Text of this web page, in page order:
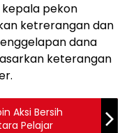
pekon
ketrerangan dan
dana
keterangan
Aksi Bersih
Pelajar